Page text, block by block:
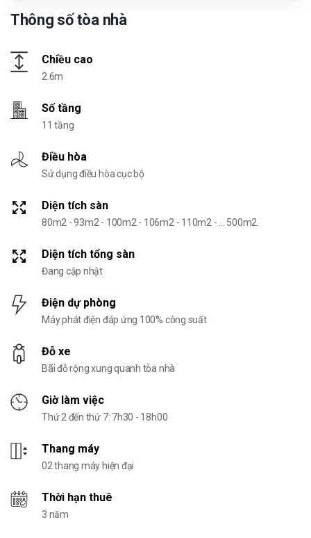
Thông số tòa nhà
Chiều cao
2.6m
Số tầng
11 tầng
Điều hòa
Sử dụng điều hòa cục bộ
Diện tích sàn
80m2 - 93m2 - 100m2 - 106m2 - 110m2 - ... 500m2.
Diện tích tổng sàn
Đang cập nhật
Điện dự phòng
Máy phát điện đáp ứng 100% công suất
Đỗ xe
Bãi đỗ rộng xung quanh tòa nhà
Giờ làm việc
Thứ 2 đến thứ 7: 7h30 - 18h00
Thang máy
02 thang máy hiện đại
Thời hạn thuê
3 năm